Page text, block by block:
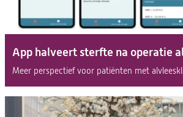
App halveert sterfte na operatie
Meer perspectief voor patiënten met